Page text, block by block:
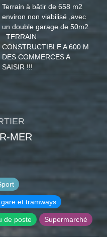
Terrain à bâtir de 658 m2
environ non viabilisé ,avec
un double garage de 50m2
. TERRAIN
CONSTRUCTIBLE A 600 M
DES COMMERCES A
SAISIR !!!
MER
et tramways
de poste Supermarché